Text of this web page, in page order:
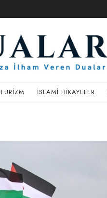
TURIZM İSLAMI HIKAYELER